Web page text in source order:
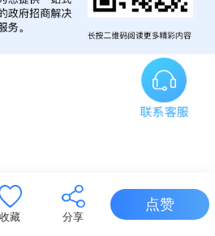
收藏 分享
点赞